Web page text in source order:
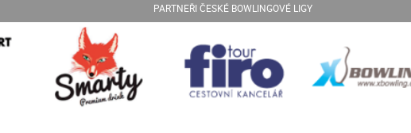
PARTNEŘI ČESKÉ BOWLINGOVÉ LIGY